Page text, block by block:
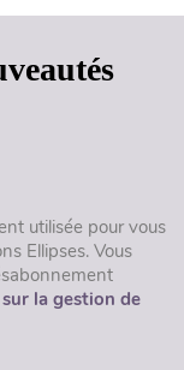
utilisée pour vous
Ellipses. Vous
la gestion de